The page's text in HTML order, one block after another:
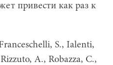
привести как раз к
S., Ialenti,
A., Robazza, C.,